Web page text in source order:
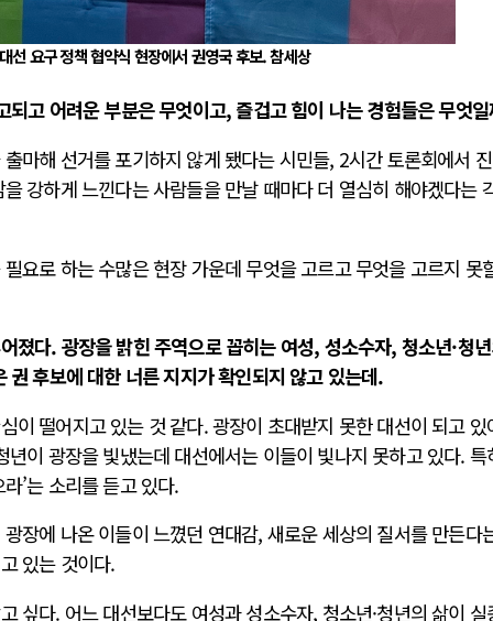
선 요구 정책 협약식 현장에서 권영국 후보. 참세상
고 어려운 부분은 무엇이고, 즐겁고 힘이 나는 경험들은 무엇
마해 선거를 포기하지 않게 됐다는 시민들, 2시간 토론회에서
강하게 느낀다는 사람들을 만날 때마다 더 열심히 해야겠다는
요로 하는 수많은 현장 가운데 무엇을 고르고 무엇을 고르지 못
졌다. 광장을 밝힌 주역으로 꼽히는 여성, 성소수자, 청소년·청
후보에 대한 너른 지지가 확인되지 않고 있는데.
이 떨어지고 있는 것 같다. 광장이 초대받지 못한 대선이 되고 있
년이 광장을 빛냈는데 대선에서는 이들이 빛나지 못하고 있다. 특
’는 소리를 듣고 있다.
장에 나온 이들이 느꼈던 연대감, 새로운 세상의 질서를 만든다
있는 것이다.
싶다. 어느 대선보다도 여성과 성소수자, 청소년·청년의 삶이 실